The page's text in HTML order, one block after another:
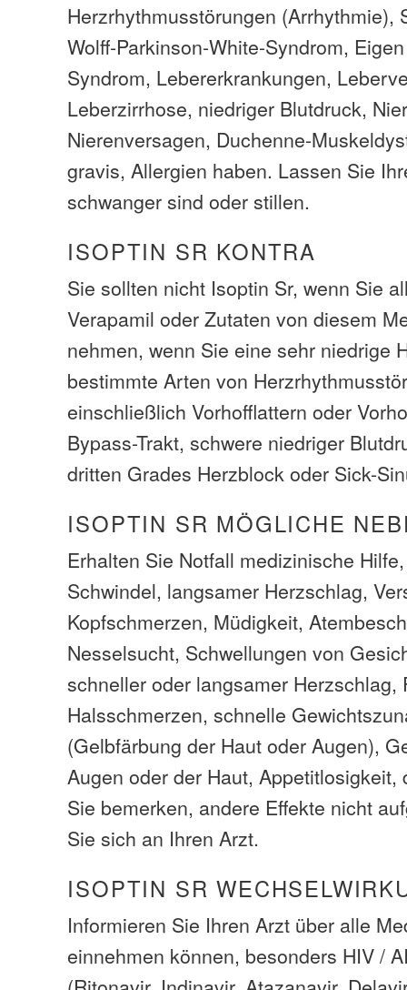
Herzrhythmusstörungen (Arrhythmie),
Wolff-Parkinson-White-Syndrom,
Syndrom, Lebererkrankungen,
Leberzirrhose, niedriger Blutdruck,
Nierenversagen, Duchenne-
gravis, Allergien haben. Lassen Sie
schwanger sind oder stillen.
ISOPTIN SR KONTRA
Sie sollten nicht Isoptin Sr, wenn Sie
Verapamil oder Zutaten von diesem
nehmen, wenn Sie eine sehr niedrige
bestimmte Arten von
einschließlich Vorhofflattern oder
Bypass-Trakt, schwere niedriger
dritten Grades Herzblock oder Sick-
ISOPTIN SR MÖGLICHE
Erhalten Sie Notfall medizinische
Schwindel, langsamer Herzschlag,
Kopfschmerzen, Müdigkeit,
Nesselsucht, Schwellungen von
schneller oder langsamer Herzschlag,
Halsschmerzen, schnelle
(Gelbfärbung der Haut oder Augen),
Augen oder der Haut, Appetitlosigkeit,
Sie bemerken, andere Effekte nicht
Sie sich an Ihren Arzt.
ISOPTIN SR
Informieren Sie Ihren Arzt über alle
einnehmen können, besonders HIV /